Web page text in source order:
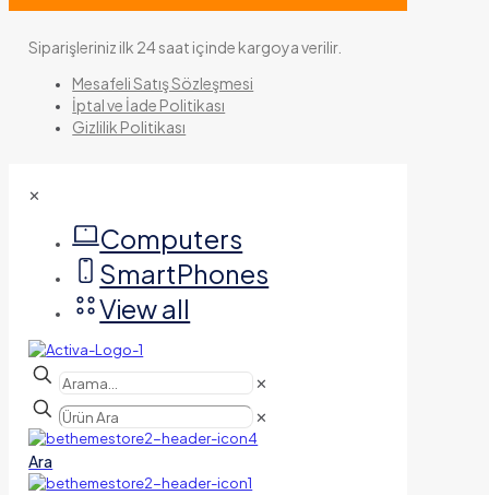
Siparişleriniz ilk 24 saat içinde kargoya verilir.
Mesafeli Satış Sözleşmesi
İptal ve İade Politikası
Gizlilik Politikası
✕
Computers
SmartPhones
View all
✕
✕
Ara